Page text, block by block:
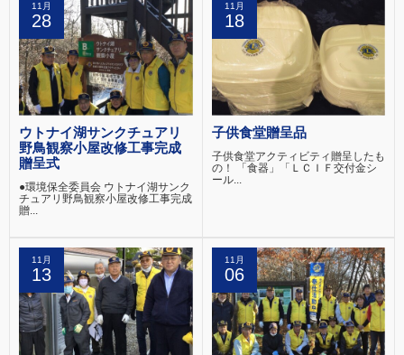
11月
28
ウトナイ湖サンクチュアリ
野鳥観察小屋改修工事完成
贈呈式
●環境保全委員会 ウトナイ湖サンク
チュアリ野鳥観察小屋改修工事完成
贈...
11月
18
子供食堂贈呈品
子供食堂アクティビティ贈呈したも
の！ 「食器」「ＬＣＩＦ交付金シ
ール...
11月
13
11月
06